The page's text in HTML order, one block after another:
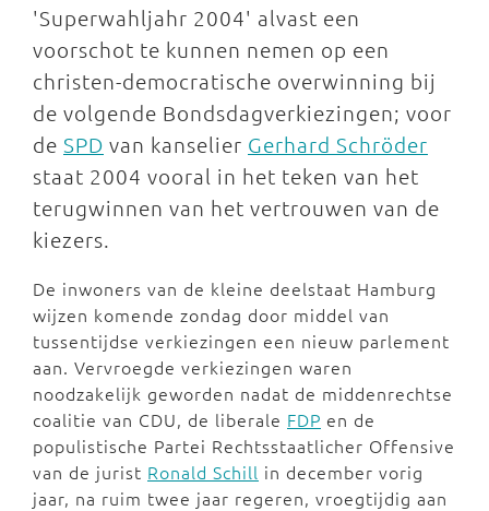
'Superwahljahr 2004' alvast een
voorschot te kunnen nemen op een
christen-democratische overwinning bij
de volgende Bondsdagverkiezingen; voor
de SPD van kanselier Gerhard Schröder
staat 2004 vooral in het teken van het
terugwinnen van het vertrouwen van de
kiezers.
De inwoners van de kleine deelstaat Hamburg
wijzen komende zondag door middel van
tussentijdse verkiezingen een nieuw parlement
aan. Vervroegde verkiezingen waren
noodzakelijk geworden nadat de middenrechtse
coalitie van CDU, de liberale FDP en de
populistische Partei Rechtsstaatlicher Offensive
van de jurist Ronald Schill in december vorig
jaar, na ruim twee jaar regeren, vroegtijdig aan